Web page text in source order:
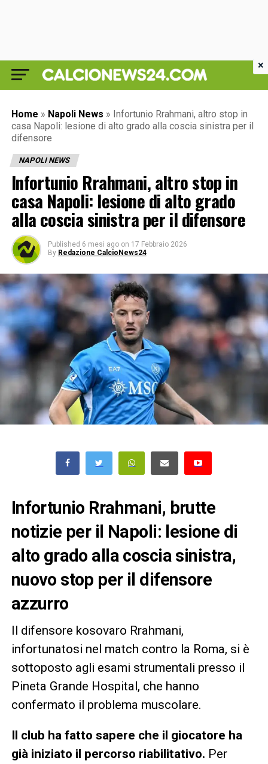
Home » Napoli News » Infortunio Rrahmani, altro stop in
casa Napoli: lesione di alto grado alla coscia sinistra per il
difensore
NAPOLI NEWS
Infortunio Rrahmani, altro stop in
casa Napoli: lesione di alto grado
alla coscia sinistra per il difensore
Published 6 mesi ago on 17 Febbraio 2026
By Redazione CalcioNews24
Infortunio Rrahmani, brutte
notizie per il Napoli: lesione di
alto grado alla coscia sinistra,
nuovo stop per il difensore
azzurro
Il difensore kosovaro Rrahmani,
infortunatosi nel match contro la Roma, si è
sottoposto agli esami strumentali presso il
Pineta Grande Hospital, che hanno
confermato il problema muscolare.
Il club ha fatto sapere che il giocatore ha
già iniziato il percorso riabilitativo. Per
×